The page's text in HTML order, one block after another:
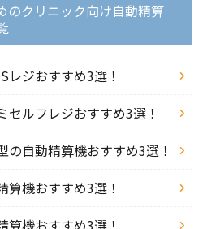
のクリニック向け自動精算
レジおすすめ3選！
セルフレジおすすめ3選！
の自動精算機おすすめ3選！
算機おすすめ3選！